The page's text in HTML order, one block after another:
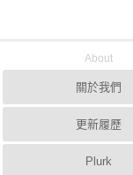
About
關於我們
更新履歷
Plurk